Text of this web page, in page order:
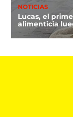
NOTICIAS
Lucas, el
alimenticia